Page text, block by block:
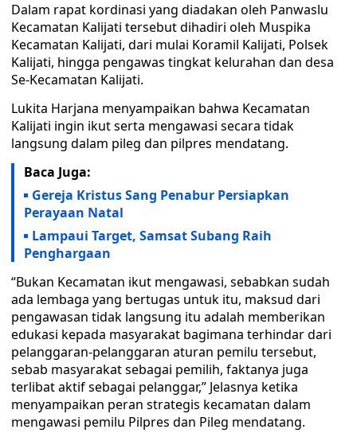
Dalam rapat kordinasi yang diadakan oleh Panwaslu
Kecamatan Kalijati tersebut dihadiri oleh Muspika
Kecamatan Kalijati, dari mulai Koramil Kalijati, Polsek
Kalijati, hingga pengawas tingkat kelurahan dan desa
Se-Kecamatan Kalijati.
Lukita Harjana menyampaikan bahwa Kecamatan
Kalijati ingin ikut serta mengawasi secara tidak
langsung dalam pileg dan pilpres mendatang.
Baca Juga:
Gereja Kristus Sang Penabur Persiapkan
Perayaan Natal
Lampaui Target, Samsat Subang Raih
Penghargaan
“Bukan Kecamatan ikut mengawasi, sebabkan sudah
ada lembaga yang bertugas untuk itu, maksud dari
pengawasan tidak langsung itu adalah memberikan
edukasi kepada masyarakat bagimana terhindar dari
pelanggaran-pelanggaran aturan pemilu tersebut,
sebab masyarakat sebagai pemilih, faktanya juga
terlibat aktif sebagai pelanggar,” Jelasnya ketika
menyampaikan peran strategis kecamatan dalam
mengawasi pemilu Pilpres dan Pileg mendatang.